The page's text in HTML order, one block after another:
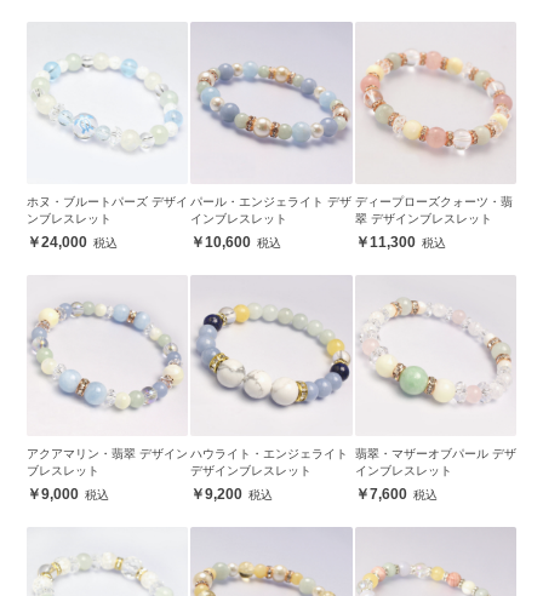
ホヌ・ブルートパーズ デザイ
ンブレスレット
24,000
パール・エンジェライト デザ
インブレスレット
10,600
ディープローズクォーツ・翡
翠 デザインブレスレット
11,300
アクアマリン・翡翠 デザイン
ブレスレット
9,000
ハウライト・エンジェライト
デザインブレスレット
9,200
翡翠・マザーオブパール デザ
インブレスレット
7,600